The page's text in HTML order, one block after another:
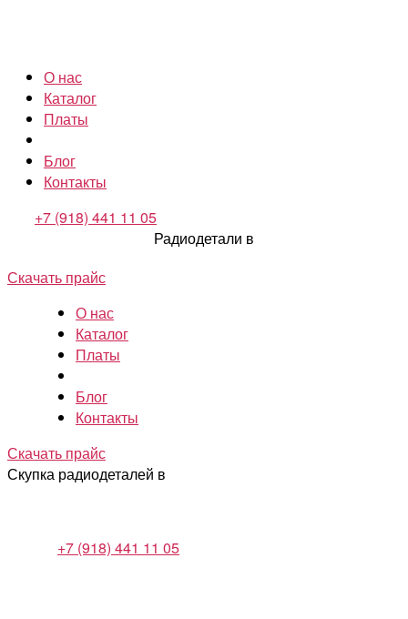
О нас
Каталог
Платы
Блог
Контакты
+7 (918) 441 11 05
Радиодетали в
Скачать прайс
О нас
Каталог
Платы
Блог
Контакты
Скачать прайс
Скупка радиодеталей в
+7 (918) 441 11 05